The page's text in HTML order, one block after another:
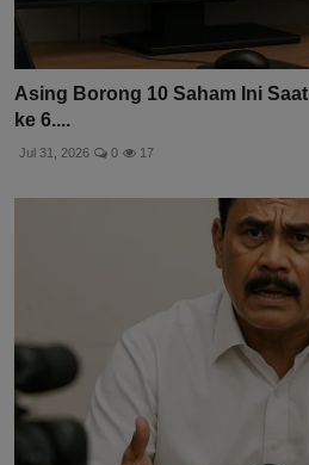
Asing Borong 10 Saham Ini
ke 6....
Jul 31, 2026 0 17